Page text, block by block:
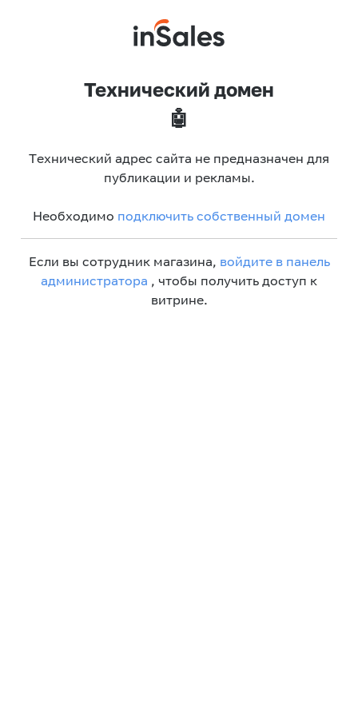
Технический домен
🤖
Технический адрес сайта не предназначен для
публикации и рекламы.
Необходимо подключить собственный домен
Если вы сотрудник магазина, войдите в панель
администратора , чтобы получить доступ к
витрине.